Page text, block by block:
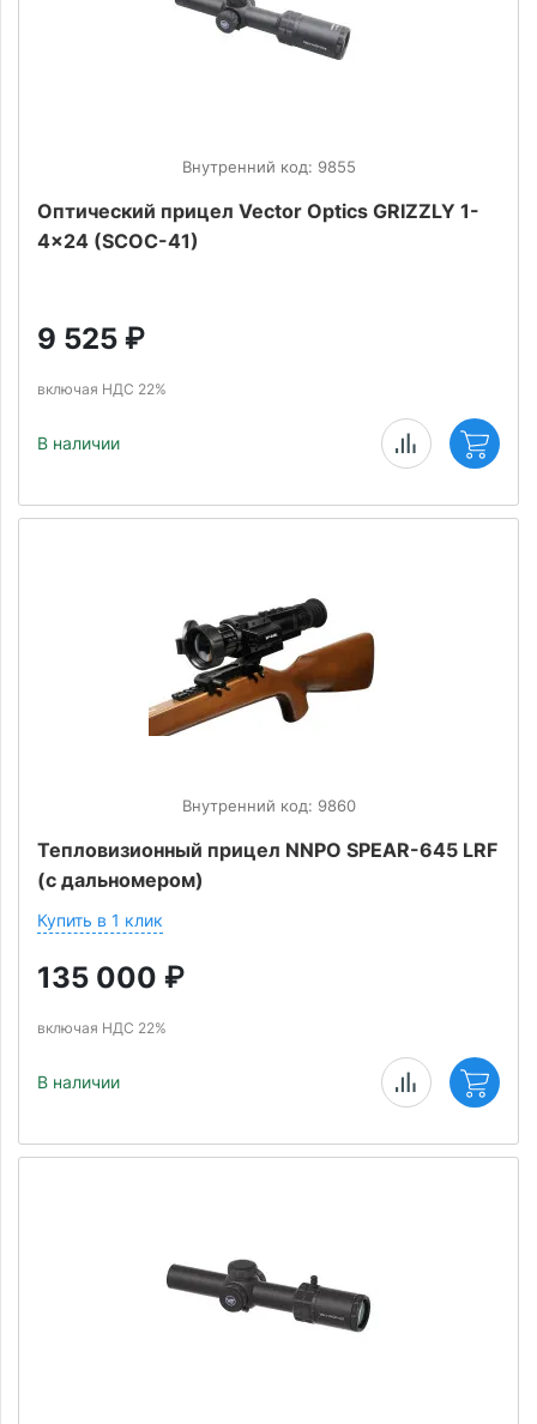
Внутренний код: 9855
Оптический прицел Vector Optics GRIZZLY 1-
4x24 (SCOC-41)
9 525 ₽
включая НДС 22%
В наличии
Внутренний код: 9860
Тепловизионный прицел NNPO SPEAR-645 LRF
(с дальномером)
Купить в 1 клик
135 000 ₽
включая НДС 22%
В наличии